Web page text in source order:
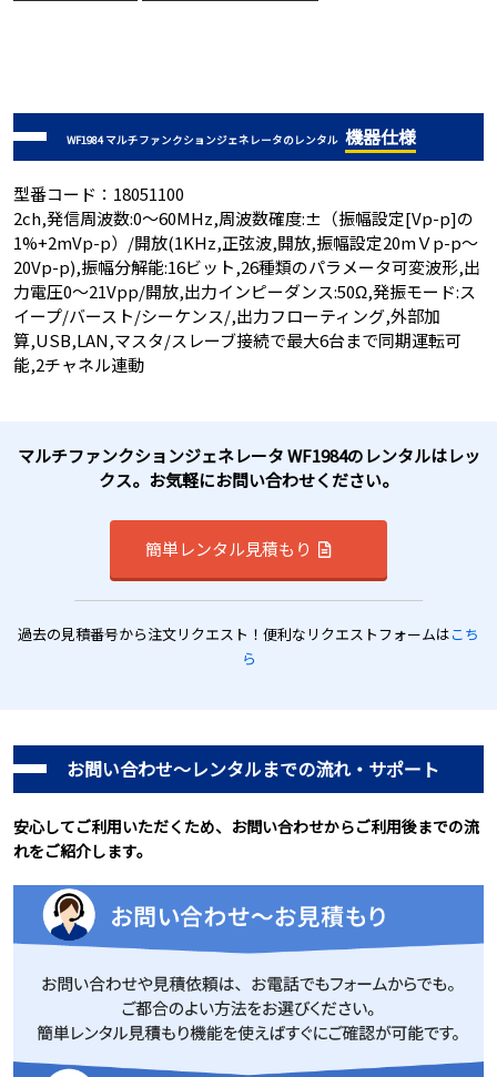
WF1984 マルチファンクションジェネレータのレンタル 機器仕様
型番コード：18051100
2ch,発信周波数:0～60MHz,周波数確度:±（振幅設定[Vp-p]の
1%+2mVp-p）/開放(1KHz,正弦波,開放,振幅設定20mＶp-p～
20Vp-p),振幅分解能:16ビット,26種類のパラメータ可変波形,出
力電圧0～21Vpp/開放,出力インピーダンス:50Ω,発振モード:ス
イープ/バースト/シーケンス/,出力フローティング,外部加
算,USB,LAN,マスタ/スレーブ接続で最大6台まで同期運転可
能,2チャネル連動
マルチファンクションジェネレータ WF1984のレンタルはレッ
クス。お気軽にお問い合わせください。
簡単レンタル見積もり
過去の見積番号から注文リクエスト！便利なリクエストフォームはこち
ら
お問い合わせ～レンタルまでの流れ・サポート
安心してご利用いただくため、お問い合わせからご利用後までの流
れをご紹介します。